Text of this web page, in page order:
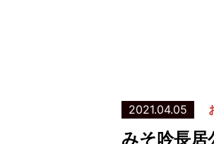
2021.04.05
みそ吟長